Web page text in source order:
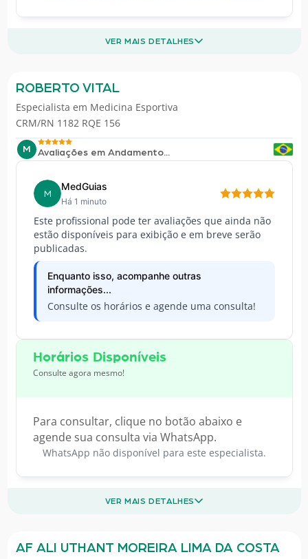
VER MAIS DETALHES
ROBERTO VITAL
Especialista em Medicina Esportiva
CRM/RN 1182 RQE 156
M Avaliações em Andamento...
M
MedGuias
Há 1 minuto
Este profissional pode ter avaliações que ainda não
estão disponíveis para exibição e em breve serão
publicadas.
Enquanto isso, acompanhe outras
informações...
Consulte os horários e agende uma consulta!
Horários Disponíveis
Consulte agora mesmo!
Para consultar, clique no botão abaixo e
agende sua consulta via WhatsApp.
WhatsApp não disponível para este especialista.
VER MAIS DETALHES
AF ALI UTHANT MOREIRA LIMA DA COSTA